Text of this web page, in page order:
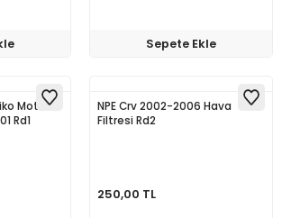
Sepete Ekle
Motorlu
Rd1
NPE Crv 2002-2006 Hava
Filtresi Rd2
250,00 TL